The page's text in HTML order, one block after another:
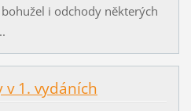
i odchody některých
1. vydáních